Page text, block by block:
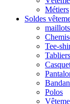
Métiers
Soldes
Tee-
Polos